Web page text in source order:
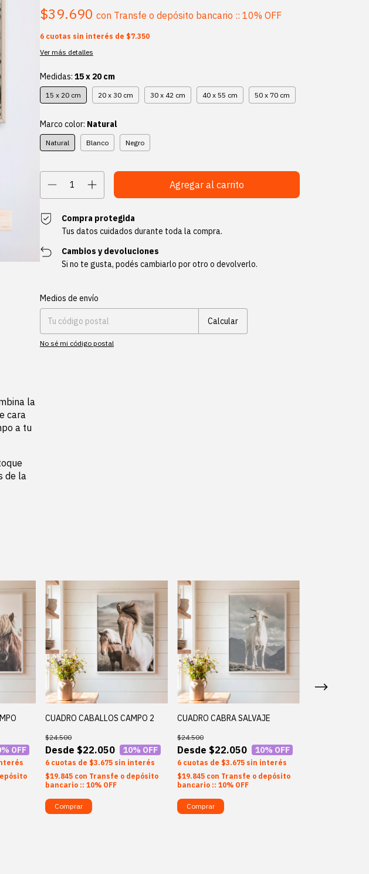
$39.690 con Transfe o depósito bancario :: 10% OFF
6 cuotas sin interés de $7.350
Ver más detalles
Medidas: 15 x 20 cm
15 x 20 cm 20 x 30 cm 30 x 42 cm 40 x 55 cm 50 x 70 cm
Marco color: Natural
Natural Blanco Negro
Compra protegida
Tus datos cuidados durante toda la compra.
Cambios y devoluciones
Si no te gusta, podés cambiarlo por otro o devolverlo.
Entregas para el CP:
Medios de envío
Calcular
No sé mi código postal
la
cara
a tu
de la
% OFF
CUADRO CABALLOS CAMPO 2
$22.050
$24.500
10% OFF
6 $3.675 sin interés
$19.845 con Transfe o depósito
bancario :: 10% OFF
Comprar
CUADRO CABRA SALVAJE
$22.050
$24.500
10% OFF
6 $3.675 sin interés
$19.845 con Transfe o depósito
bancario :: 10% OFF
Comprar